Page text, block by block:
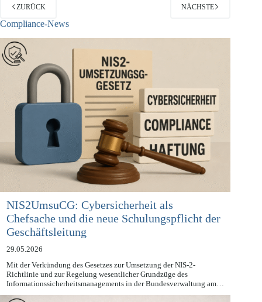
ZURÜCK
Compliance-News
NIS2UmsuCG: Cybersicherheit als
Chefsache und die neue Schulungspflicht der
Geschäftsleitung
29.05.2026
Mit der Verkündung des Gesetzes zur Umsetzung der NIS-2-
Richtlinie und zur Regelung wesentlicher Grundzüge des
Informationssicherheitsmanagements in der Bundesverwaltung am…